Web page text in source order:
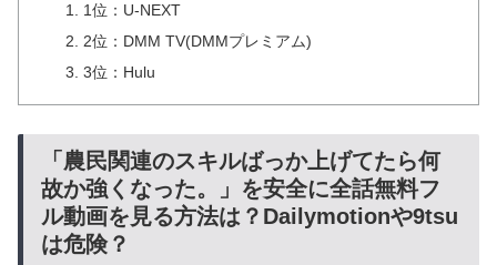
1位：U-NEXT
2位：DMM TV(DMMプレミアム)
3位：Hulu
「農民関連のスキルばっか上げてたら何
故か強くなった。」を安全に全話無料フ
ル動画を見る方法は？Dailymotionや9tsu
は危険？